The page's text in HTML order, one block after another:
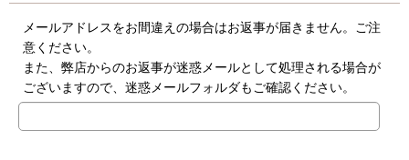
メールアドレスをお間違えの場合はお返事が届きません。ご注
意ください。
また、弊店からのお返事が迷惑メールとして処理される場合が
ございますので、迷惑メールフォルダもご確認ください。